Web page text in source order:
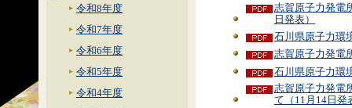
令和8年度
令和7年度
令和6年度
令和5年度
令和4年度
志賀原子力発電
日発表）
石川県原子力環
志賀原子力発電
石川県原子力環
志賀原子力発電
て（11月14日発